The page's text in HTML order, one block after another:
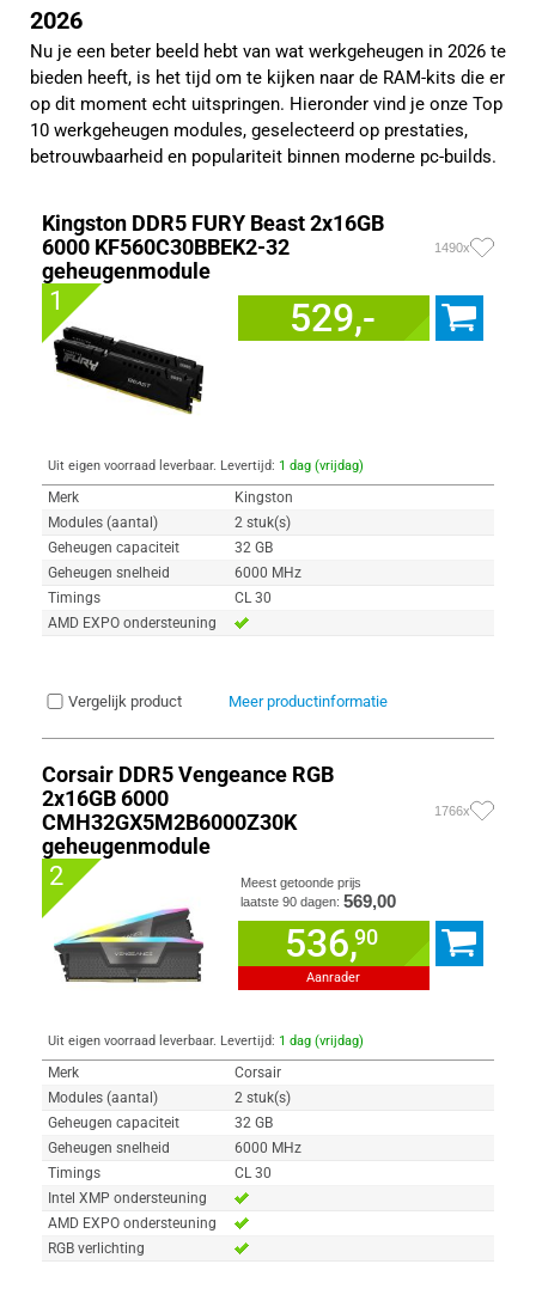
2026
Nu je een beter beeld hebt van wat werkgeheugen in 2026 te
bieden heeft, is het tijd om te kijken naar de RAM-kits die er
op dit moment echt uitspringen. Hieronder vind je onze Top
10 werkgeheugen modules, geselecteerd op prestaties,
betrouwbaarheid en populariteit binnen moderne pc-builds.
Kingston DDR5 FURY Beast 2x16GB
6000 KF560C30BBEK2-32
geheugenmodule
1490x
1 529,-
Uit eigen voorraad leverbaar. Levertijd: 1 dag (vrijdag)
Merk
Kingston
Modules (aantal)
2 stuk(s)
Geheugen capaciteit
32 GB
Geheugen snelheid
6000 MHz
Timings
CL 30
AMD EXPO ondersteuning
Vergelijk product Meer productinformatie
Corsair DDR5 Vengeance RGB
2x16GB 6000
CMH32GX5M2B6000Z30K
geheugenmodule
1766x
2
Meest getoonde prijs
laatste 90 dagen:569,00
536,90
Aanrader
Uit eigen voorraad leverbaar. Levertijd: 1 dag (vrijdag)
Merk
Corsair
Modules (aantal)
2 stuk(s)
Geheugen capaciteit
32 GB
Geheugen snelheid
6000 MHz
Timings
CL 30
Intel XMP ondersteuning
AMD EXPO ondersteuning
RGB verlichting